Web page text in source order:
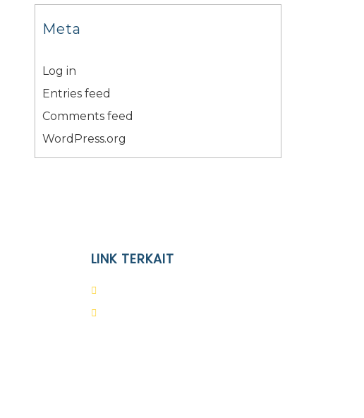
Meta
Log in
Entries feed
Comments feed
WordPress.org
LINK TERKAIT